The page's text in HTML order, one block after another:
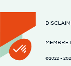
MEMBRE
©2022 -